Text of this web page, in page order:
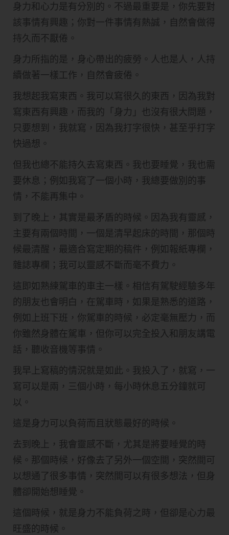
身力和心力是有分別的。不過最重要是，你先要對
該事情有興趣；你對一件事情有熱誠，自然會做得
持久而不厭倦。
身力所指的是，身心帶出的疲勞。人也是人，人持
續做著一樣工作，自然會疲倦。
我想起我寫東西。我可以寫很久的東西，因為我對
寫東西有興趣，而我的「身力」也沒有很大問題，
只要想到，我就寫，因為我打字很快，甚至乎打字
快過想。
但我也總不能持久去寫東西。我也要睡覺，我也需
要休息；例如我寫了一個小時，我總要做別的事
情，不能再集中。
到了晚上，其實是最矛盾的時候。因為我有靈感，
主要有兩個時間，一個是清早起床的時間，那個時
候最清醒，最適合寫定期的稿件，例如報紙專欄，
雜誌專欄；我可以靈感不斷而毫不費力。
這即如熟練駕車的車主一樣。相信有駕駛經驗多年
的朋友也會明白，在駕車時，如果是熟悉的道路，
例如上班下班，你駕車的時候，必定毫無壓力，而
你雖然身體在駕車，但你可以完全投入和朋友講電
話，聽收音機等事情。
我早上寫稿的情況就是如此。我投入了，就寫，一
寫可以是兩，三個小時，每小時休息五分鐘就可
以。
這是身力可以負荷而且狀態最好的時候。
去到晚上，我會靈感不斷，尤其是將要睡覺的時
候。那個時候，好像去了另外一個空間，突然間可
以想通了很多事情，突然間可以有很多想法，但身
體卻開始想睡覺。
這個時候，就是身力不能負荷之時，但卻是心力最
旺盛的時候。